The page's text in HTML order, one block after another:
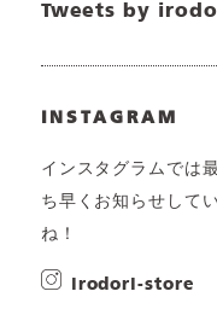
Tweets by
INSTAGRAM
インスタグラムでは
ち早くお知らせして
ね！
irodori-store